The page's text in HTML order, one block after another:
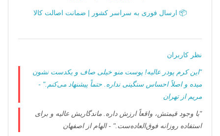
📦 ارسال فوری به سراسر کشور | ضمانت اصالت کالا
نظر کاربران
"این کرم پودر عالیه! پوست منو خیلی صاف و یکدست نشون
میده و اصلاً احساس سنگینی نداره. حتماً پیشنهاد می‌کنم." -
مریم از تهران
"با وجود قیمتش، واقعاً ارزش داره. ماندگاریش عالیه و برای
استفاده روزانه فوق‌العاده‌ست." - الهام از اصفهان